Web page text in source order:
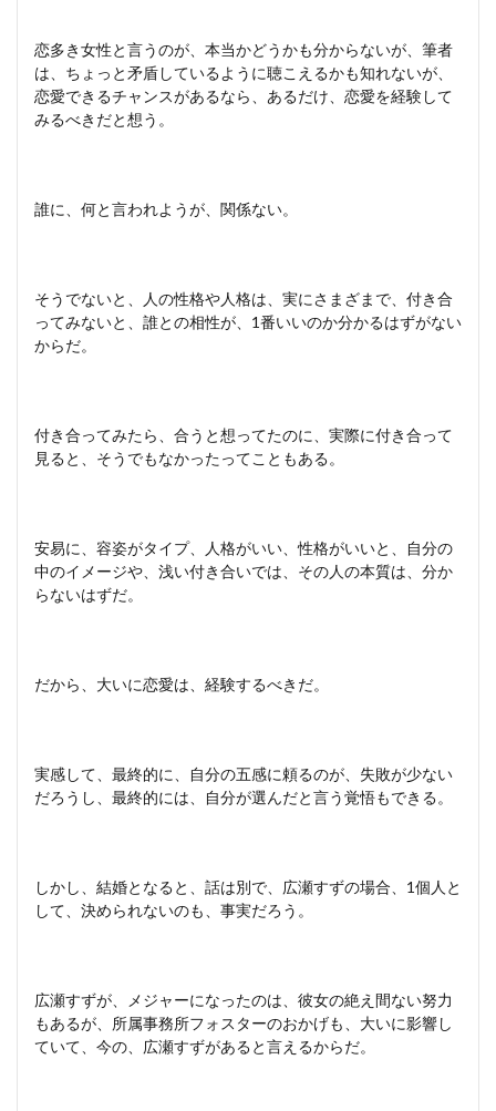
恋多き女性と言うのが、本当かどうかも分からないが、筆者
は、ちょっと矛盾しているように聴こえるかも知れないが、
恋愛できるチャンスがあるなら、あるだけ、恋愛を経験して
みるべきだと想う。
誰に、何と言われようが、関係ない。
そうでないと、人の性格や人格は、実にさまざまで、付き合
ってみないと、誰との相性が、1番いいのか分かるはずがない
からだ。
付き合ってみたら、合うと想ってたのに、実際に付き合って
見ると、そうでもなかったってこともある。
安易に、容姿がタイプ、人格がいい、性格がいいと、自分の
中のイメージや、浅い付き合いでは、その人の本質は、分か
らないはずだ。
だから、大いに恋愛は、経験するべきだ。
実感して、最終的に、自分の五感に頼るのが、失敗が少ない
だろうし、最終的には、自分が選んだと言う覚悟もできる。
しかし、結婚となると、話は別で、広瀬すずの場合、1個人と
して、決められないのも、事実だろう。
広瀬すずが、メジャーになったのは、彼女の絶え間ない努力
もあるが、所属事務所フォスターのおかげも、大いに影響し
ていて、今の、広瀬すずがあると言えるからだ。